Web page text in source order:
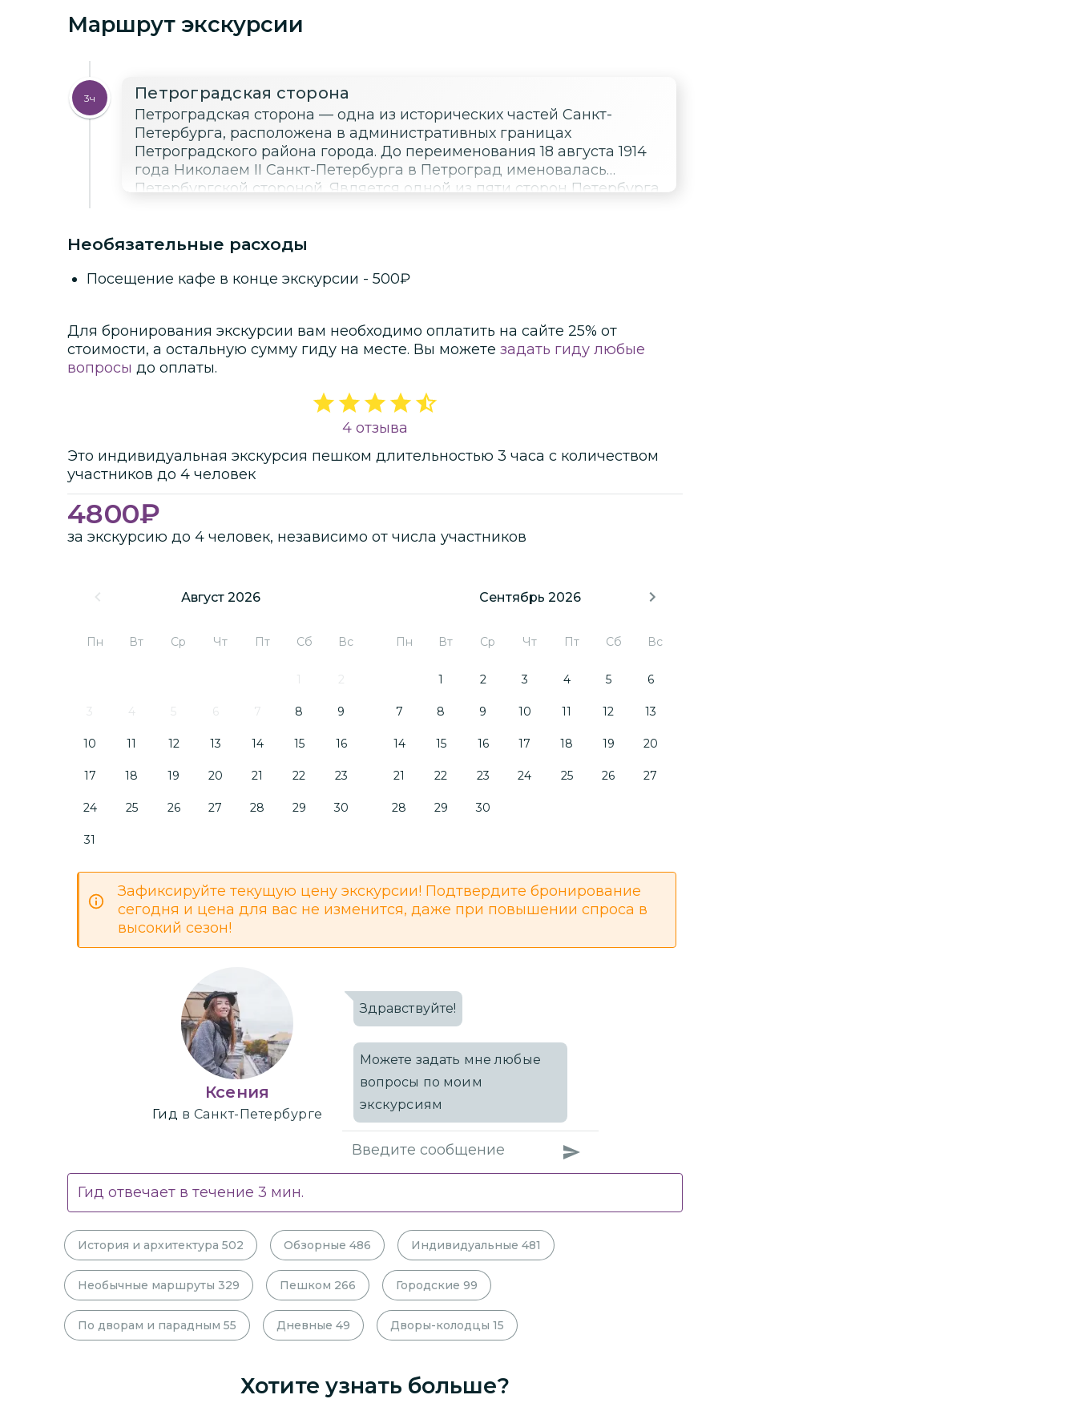
Маршрут экскурсии
3ч Петроградская сторона
Петроградская сторона — одна из исторических частей Санкт-
Петербурга, расположена в административных границах
Петроградского района города. До переименования 18 августа 1914
года Николаем II Санкт-Петербурга в Петроград именовалась
Петербургской стороной. Является одной из пяти сторон Петербурга,
Необязательные расходы
Посещение кафе в конце экскурсии - 500₽
Для бронирования экскурсии вам необходимо оплатить на сайте 25% от
стоимости, а остальную сумму гиду на месте. Вы можете задать гиду любые
вопросы до оплаты.
4 отзыва
Это индивидуальная экскурсия пешком длительностью 3 часа с количеством
участников до 4 человек
4800₽
за экскурсию до 4 человек, независимо от числа участников
Август 2026
Пн Вт Ср Чт Пт Сб Вс
1 2
3 4 5 6 7 8 9
10 11 12 13 14 15 16
17 18 19 20 21 22 23
24 25 26 27 28 29 30
31
Сентябрь 2026
Пн Вт Ср Чт Пт Сб Вс
1 2 3 4 5 6
7 8 9 10 11 12 13
14 15 16 17 18 19 20
21 22 23 24 25 26 27
28 29 30
Зафиксируйте текущую цену экскурсии! Подтвердите бронирование
сегодня и цена для вас не изменится, даже при повышении спроса в
высокий сезон!
Ксения
Гид в Санкт-Петербурге
Здравствуйте!
Можете задать мне любые
вопросы по моим
экскурсиям
Гид отвечает в течение 3 мин.
История и архитектура 502 Обзорные 486 Индивидуальные 481
Необычные маршруты 329 Пешком 266 Городские 99
По дворам и парадным 55 Дневные 49 Дворы-колодцы 15
Хотите узнать больше?